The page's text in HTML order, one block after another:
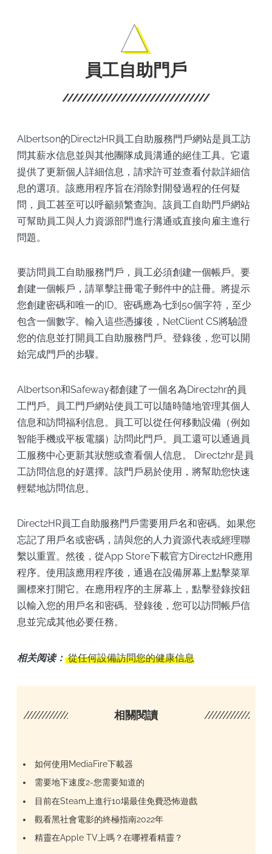
員工自助門戶
Albertson的Direct2HR員工自助服務門戶網站是員工訪
問其薪水信息並與其他團隊成員溝通的絕佳工具。它還
提供了更新個人詳細信息，請求許可並查看付款詳細信
息的選項。該應用程序旨在消除對開發過程的任何疑
問，員工甚至可以呼籲頻繁查詢。該員工自助門戶網站
可幫助員工與人力資源部門進行溝通或直接向雇主進行
問題。
要訪問員工自助服務門戶，員工必須創建一個帳戶。要
創建一個帳戶，請單擊註冊電子郵件中的註冊。將提示
您創建密碼和唯一的ID。密碼應為七到50個字符，至少
包含一個數字。輸入這些憑據後，NetClient CS將驗證
您的信息並打開員工自助服務門戶。登錄後，您可以開
始完成門戶的步驟。
Albertson和Safeway都創建了一個名為Direct2hr的員
工門戶。員工門戶網站使員工可以隨時隨地管理其個人
信息和訪問福利信息。員工可以從任何移動設備（例如
智能手機或平板電腦）訪問此門戶。員工還可以通過員
工服務中心更新其狀態或查看個人信息。 Direct2hr是員
工訪問信息的好選擇。該門戶易於使用，將幫助您快速
輕鬆地訪問信息。
Direct2HR員工自助服務門戶需要用戶名和密碼。如果您
忘記了用戶名或密碼，請與您的人力資源代表或經理聯
繫以重置。然後，從App Store下載官方Direct2HR應用
程序。使用該應用程序後，通過在設備屏幕上點擊菜單
圖標來打開它。在應用程序的主屏幕上，點擊登錄按鈕
以輸入您的用戶名和密碼。登錄後，您可以訪問帳戶信
息並完成其他必要任務。
相关阅读： 從任何設備訪問您的健康信息
//////////////////// 相關閱讀
如何使用MediaFire下載器
需要地下速度2-您需要知道的
目前在Steam上進行10場最佳免費恐怖遊戲
觀看黑社會電影的終極指南2022年
精靈在Apple TV上嗎？在哪裡看精靈？